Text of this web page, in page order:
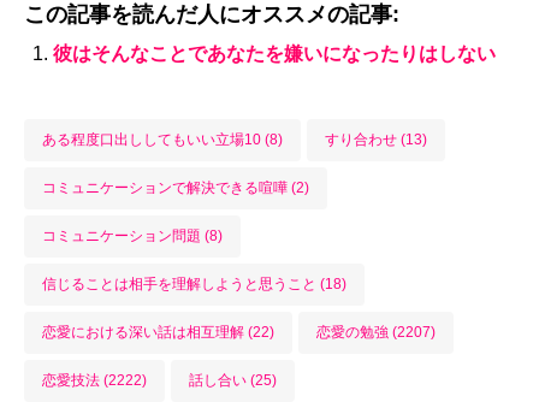
この記事を読んだ人にオススメの記事:
彼はそんなことであなたを嫌いになったりはしない
ある程度口出ししてもいい立場10 (8) すり合わせ (13)
コミュニケーションで解決できる喧嘩 (2)
コミュニケーション問題 (8)
信じることは相手を理解しようと思うこと (18)
恋愛における深い話は相互理解 (22) 恋愛の勉強 (2207)
恋愛技法 (2222) 話し合い (25)